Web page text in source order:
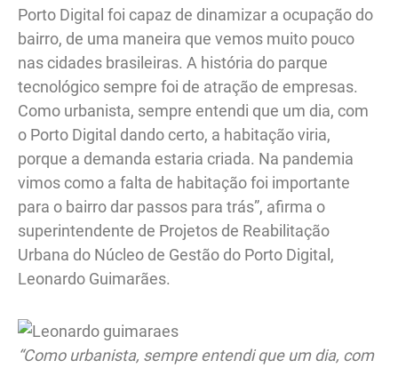
Porto Digital foi capaz de dinamizar a ocupação do
bairro, de uma maneira que vemos muito pouco
nas cidades brasileiras. A história do parque
tecnológico sempre foi de atração de empresas.
Como urbanista, sempre entendi que um dia, com
o Porto Digital dando certo, a habitação viria,
porque a demanda estaria criada. Na pandemia
vimos como a falta de habitação foi importante
para o bairro dar passos para trás”, afirma o
superintendente de Projetos de Reabilitação
Urbana do Núcleo de Gestão do Porto Digital,
Leonardo Guimarães.
“Como urbanista, sempre entendi que um dia, com